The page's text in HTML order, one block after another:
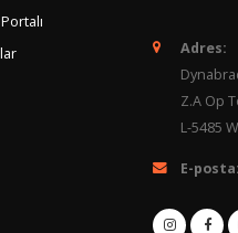
Adres:
Z.A Op
L-5485
E-posta: